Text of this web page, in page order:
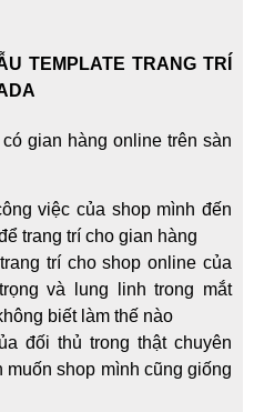
TEMPLATE TRANG TRÍ
gian hàng online trên sàn
việc của shop mình đến
trang trí cho gian hàng
trí cho shop online của
và lung linh trong mắt
biết làm thế nào
đối thủ trong thật chuyên
muốn shop mình cũng giống